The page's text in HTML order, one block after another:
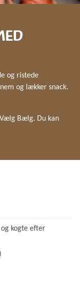
og ristede
og lækker snack.
Bælg. Du kan
kogte efter